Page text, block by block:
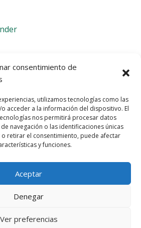
consentimiento de
utilizamos tecnologías como las
acceder a la información del dispositivo. El
nos permitirá procesar datos
navegación o las identificaciones únicas
retirar el consentimiento, puede afectar
y funciones.
Aceptar
Denegar
Ver preferencias
de Privacidad